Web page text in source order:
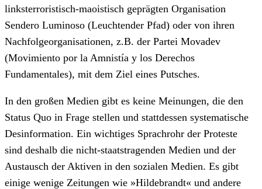
linksterroristisch-maoistisch geprägten Organisation
Sendero Luminoso (Leuchtender Pfad) oder von ihren
Nachfolgeorganisationen, z.B. der Partei Movadev
(Movimiento por la Amnistía y los Derechos
Fundamentales), mit dem Ziel eines Putsches.
In den großen Medien gibt es keine Meinungen, die den
Status Quo in Frage stellen und stattdessen systematische
Desinformation. Ein wichtiges Sprachrohr der Proteste
sind deshalb die nicht-staatstragenden Medien und der
Austausch der Aktiven in den sozialen Medien. Es gibt
einige wenige Zeitungen wie »Hildebrandt« und andere